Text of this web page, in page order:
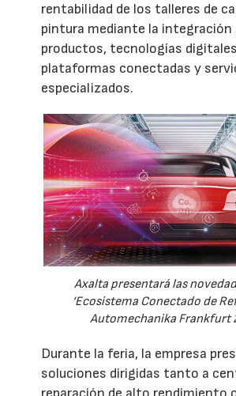
rentabilidad de los talleres de
pintura mediante la integración
productos, tecnologías
plataformas conectadas y
especializados.
Axalta presentará las
‘Ecosistema Conectado de
Automechanika Frankfurt
Durante la feria, la empresa
soluciones dirigidas tanto a